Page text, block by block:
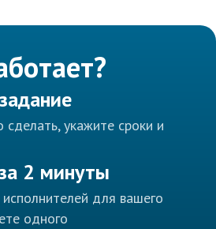
укажите сроки и
2 минуты
для вашего
одного